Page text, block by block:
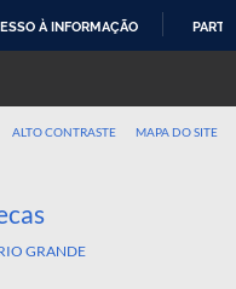
À INFORMAÇÃO
ALTO CONTRASTE MAPA DO SITE
GRANDE